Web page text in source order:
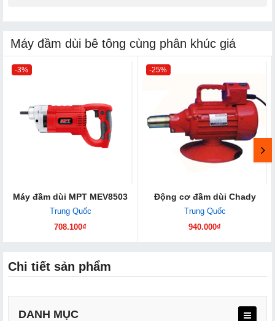
Máy đầm dùi bê tông cùng phân khúc giá
-3%
Máy đầm dùi MPT MEV8503
Trung Quốc
708.100₫
-25%
Động cơ đầm dùi Chady
Trung Quốc
940.000₫
Chi tiết sản phẩm
DANH MỤC